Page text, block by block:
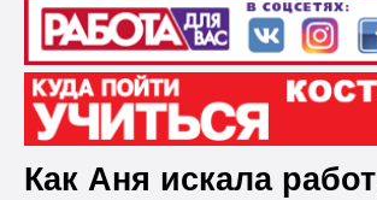
Как Аня искала